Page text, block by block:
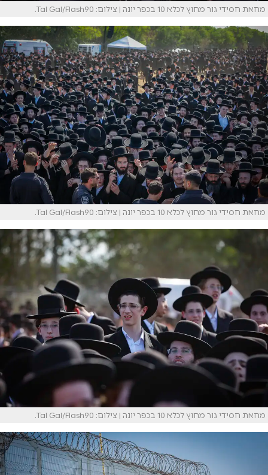
מחאת חסידי גור מחוץ לכלא 10 בכפר יונה | צילום: Tal Gal/Flash90.
מחאת חסידי גור מחוץ לכלא 10 בכפר יונה | צילום: Tal Gal/Flash90.
מחאת חסידי גור מחוץ לכלא 10 בכפר יונה | צילום: Tal Gal/Flash90.